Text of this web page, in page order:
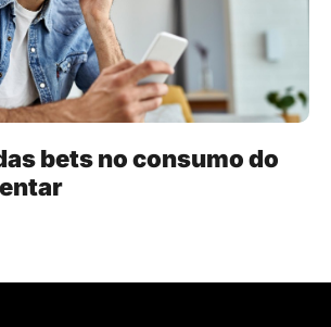
bets no consumo do